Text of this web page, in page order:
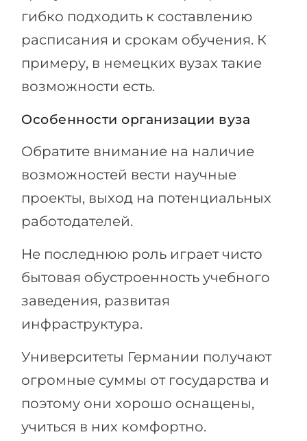
гибко подходить к составлению
расписания и срокам обучения. К
примеру, в немецких вузах такие
возможности есть.
Особенности организации вуза
Обратите внимание на наличие
возможностей вести научные
проекты, выход на потенциальных
работодателей.
Не последнюю роль играет чисто
бытовая обустроенность учебного
заведения, развитая
инфраструктура.
Университеты Германии получают
огромные суммы от государства и
поэтому они хорошо оснащены,
учиться в них комфортно.